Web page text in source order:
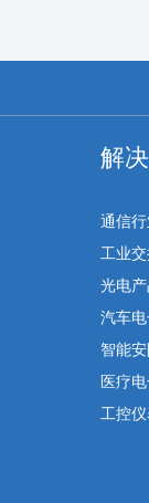
解
通信
工业
光电
汽车
智能
医疗
工控